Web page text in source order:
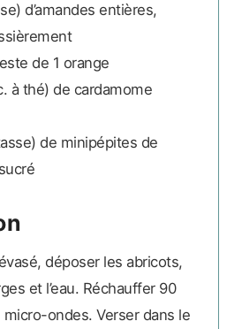
d’amandes entières,
de 1 orange
à thé) de cardamome
de minipépites de
déposer les abricots,
et l’eau. Réchauffer 90
micro-ondes. Verser dans le